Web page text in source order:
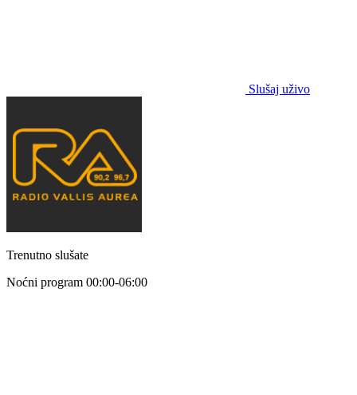
Slušaj uživo
Trenutno slušate
Noćni program 00:00-06:00